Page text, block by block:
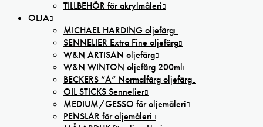
TILLBEHÖR för akrylmåleri
OLJA
MICHAEL HARDING oljefärg
SENNELIER Extra Fine oljefärg
W&N ARTISAN oljefärg
W&N WINTON oljefärg 200ml
BECKERS ”A” Normalfärg oljefärg
OIL STICKS Sennelier
MEDIUM/GESSO för oljemåleri
PENSLAR för oljemåleri